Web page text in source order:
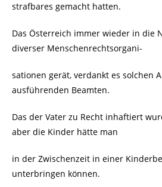
strafbares gemacht hatten.
Das Österreich immer wieder in die
diverser Menschenrechtsorgani-
sationen gerät, verdankt es solchen
ausführenden Beamten.
Das der Vater zu Recht inhaftiert
aber die Kinder hätte man
in der Zwischenzeit in einer
unterbringen können.